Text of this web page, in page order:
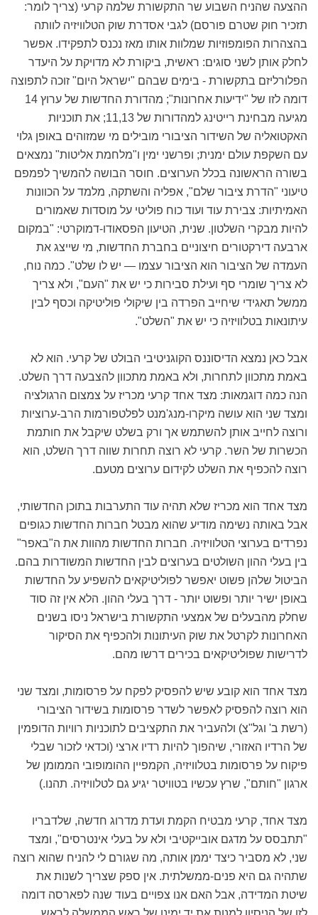
ההצעה שהניח השבוע שר התקשורת שלמה קרעי (צריך לומר:
תזכיר חוק שטרם פורסם) לגבי אסדרת שוק הטלוויזיה לוותה
בהצהרות הפומפוזיות שמלוות אותו מאז נכנס לתפקידו. אפשר
לחלק אותן לשני סוגים: ראשית, ביקורת לא מדויקת על היעדר
הפלורליזם בתקשורת - בימים שבהם "ישראל היום" זוכה לתפוצה
דומה לזו של "ידיעות אחרונות"; מהדורת החדשות של ערוץ 14
מגיעה מבחינת רייטינג למהדורות של 11,13; את תוכניות
האקטואליה של השידור הציבורי מובילים מי שמזוהים באופן גלוי
עם השקפת עולם ימנית; ופרשני ימין ו"מלחמת אליטות" נמצאים
בשורה הראשונה בכלל הערוצים. חוסר הבושה להמשיך לפמפם
טיעוני "הדרת ציבור שלם", אפליה והשתקה, מלמד על הכוונות
האמיתיות: צבירת עוד ועוד כוח פוליטי על מוסדות שאמורים
להיות מבקרי השלטון. שנית, הטיעון הפסאודו-דמוקרטי: "במקום
ארבעה דירקטורים חיצוניים בחברת החדשות, מי שייצג את
העמדה של הציבור הוא הציבור עצמו — יש לו שלט". כמה נוח,
לא צריך שומרי סף ועילת סבירות כי יש את "העם", ולא צריך
ממשל תאגידי שיחייב הפרדה בין שיקולי פוליטיקה וכסף לבין
עיתונאות בטלוויזיה כי יש את "השלט".
אבל כאן נמצא הדיסוננס הקוגניטיבי הבולט של קרעי. הוא לא
באמת מתכוון לתחרות, ולא באמת מתכוון להצבעה דרך השלט.
הנה כמה דוגמאות: מצד אחד קרעי מכריז על צמצום הרגולציה
ומצד שני הוא עושה מיקרו-מנג'מנט לפלטפורמות הרב-ערוציות
ורוצה לחייב אותן להשתמש אך ורק בשלט שיקבל את חותמת
הכשרות של השר. קרעי לא רוצה תחרות שווה דרך השלט, הוא
רוצה להכפיף את השלט לקידום ערוצים מטעם.
מצד אחד הוא מכריז שלא תהיה עוד התערבות בתוכן החדשותי,
אבל באותה נשימה מודיע שהוא מבטל חברות החדשות כגופים
נפרדים בערוצי הטלוויזיה. חברות החדשות מהוות את ה"באפר"
בין בעלי ההון השולטים בערוצים לבין החדשות המשודרות בהם.
הביטול שלהן פשוט יאפשר לפוליטיקאים להשפיע על החדשות
באופן ישיר יותר ופשוט יותר - דרך בעלי ההון. הלא אין זה סוד
שחלק מהבעלים של אמצעי התקשורת בישראל ניסו בשנים
האחרונות לקרטל את שוק העיתונות ולהכפיף את הסיקור
לדרישות שפוליטיקאים בכירים דרשו מהם.
מצד אחד הוא קובע שיש להפסיק לפקח על פרסומות, ומצד שני
הוא רוצה להפסיק לאפשר לשדר פרסומות בשידור הציבורי
(רשת ב' וגל"צ) ולהעביר את התקציבים לתוכניות רוויות הדופמין
של הרדיו האזורי, שיהפוך להיות רדיו ארצי (וכדאי לזכור שבלי
פיקוח על פרסומות בטלוויזיה, הקמפיין ההומופובי הממומן של
ארגון "חותם", שרץ עכשיו בטוויטר יגיע גם לטלוויזיה. תהנו.)
מצד אחד, קרעי מבטיח הקמת ועדת מדרוג חדשה, שלדבריו
"תתבסס על מדגם אובייקטיבי ולא על בעלי אינטרסים", ומצד
שני, לא מסביר כיצד יממן אותה, מה שגורם לי להניח שהוא רוצה
שתהיה גם היא פנים-ממשלתית. אין ספק שצריך לשנות את
שיטת המדידה, אבל האם אנו צפויים בעוד שנה לפארסה דומה